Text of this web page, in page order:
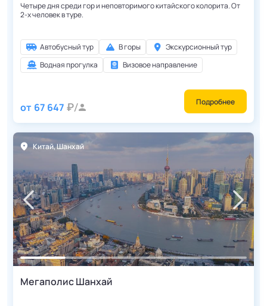
Четыре дня среди гор и неповторимого китайского колорита. От
2-х человек в туре.
Автобусный тур В горы
Экскурсионный тур
Водная прогулка
Визовое направление
от 67 647 Подробнее
Китай,Шанхай
Мегаполис Шанхай